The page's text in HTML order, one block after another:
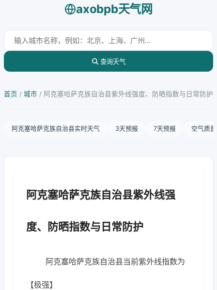
axobpb天气网
查询天气
首页 / 城市 / 阿克塞哈萨克族自治县紫外线强度、防晒指数与日常防护
阿克塞哈萨克族自治县实时天气 3天预报 7天预报 空气质量
阿克塞哈萨克族自治县紫外线强
度、防晒指数与日常防护
阿克塞哈萨克族自治县当前紫外线指数为
【极强】